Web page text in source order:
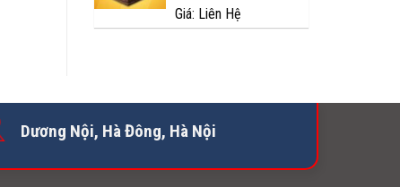
Giá: Liên Hệ
Dương Nội, Hà Đông, Hà Nội